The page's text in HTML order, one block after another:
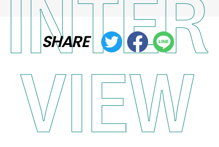
SHARE